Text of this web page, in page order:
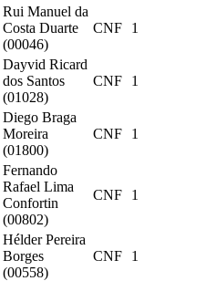
Rui Manuel da
Costa Duarte
(00046)
CNF 1
Dayvid Ricard
dos Santos
(01028)
CNF 1
Diego Braga
Moreira
(01800)
CNF 1
Fernando
Rafael Lima
Confortin
(00802)
CNF 1
Hélder Pereira
Borges
(00558)
CNF 1